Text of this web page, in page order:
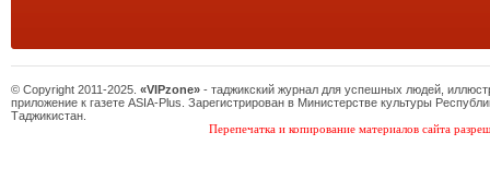
© Copyright 2011-2025. «VIPzone» - таджикский журнал для успешных людей,
приложение к газете ASIA-Plus. Зарегистрирован в Министерстве культуры
Таджикистан.
Перепечатка и копирование материалов сайта